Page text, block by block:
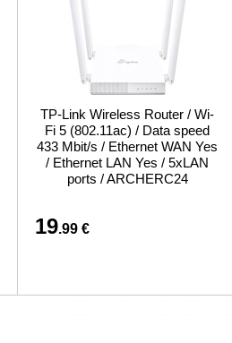
TP-Link Wireless Router / Wi-
Fi 5 (802.11ac) / Data speed
433 Mbit/s / Ethernet WAN Yes
/ Ethernet LAN Yes / 5xLAN
ports / ARCHERC24
19.99 €